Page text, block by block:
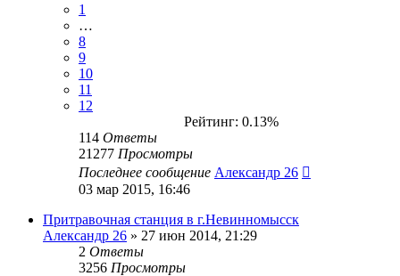
1
…
8
9
10
11
12
Рейтинг: 0.13%
114 Ответы
21277 Просмотры
Последнее сообщение Александр 26
03 мар 2015, 16:46
Притравочная станция в г.Невинномысск
Александр 26 » 27 июн 2014, 21:29
2 Ответы
3256 Просмотры